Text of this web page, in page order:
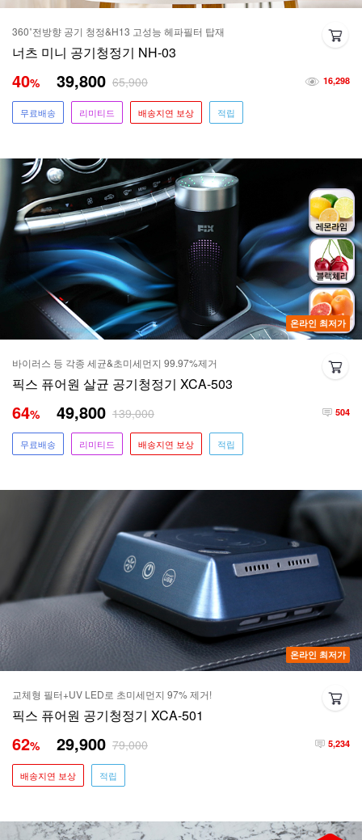
360˚전방향 공기 청정&H13 고성능 헤파필터 탑재
너츠 미니 공기청정기 NH-03
16,298
40% 39,800 65,900
무료배송 리미티드 배송지연 보상 적립
온라인 최저가
바이러스 등 각종 세균&초미세먼지 99.97%제거
픽스 퓨어원 살균 공기청정기 XCA-503
504
64% 49,800 139,000
무료배송 리미티드 배송지연 보상 적립
온라인 최저가
교체형 필터+UV LED로 초미세먼지 97% 제거!
픽스 퓨어원 공기청정기 XCA-501
5,234
62% 29,900 79,000
배송지연 보상 적립